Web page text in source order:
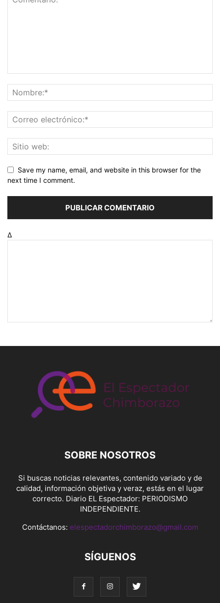
Save my name, email, and website in this browser for the
next time I comment.
Δ
SOBRE NOSOTROS
Si buscas noticias relevantes, contenido variado y de
calidad, información objetiva y veraz, estás en el lugar
correcto. Diario EL Espectador: PERIODISMO
INDEPENDIENTE.
Contáctanos: elespectadorchimborazo@gmail.com
SÍGUENOS